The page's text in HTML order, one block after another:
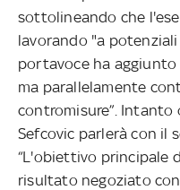
sottolineando che
lavorando "a
portavoce ha aggiunto
ma parallelamente
contromisure”. Intanto
Sefcovic parlerà con il
“L'obiettivo principale
risultato negoziato